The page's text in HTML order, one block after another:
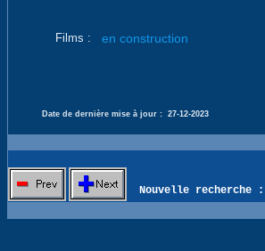
Films : en construction
Date de dernière mise à jour : 27-12-2023
Nouvelle recherche :